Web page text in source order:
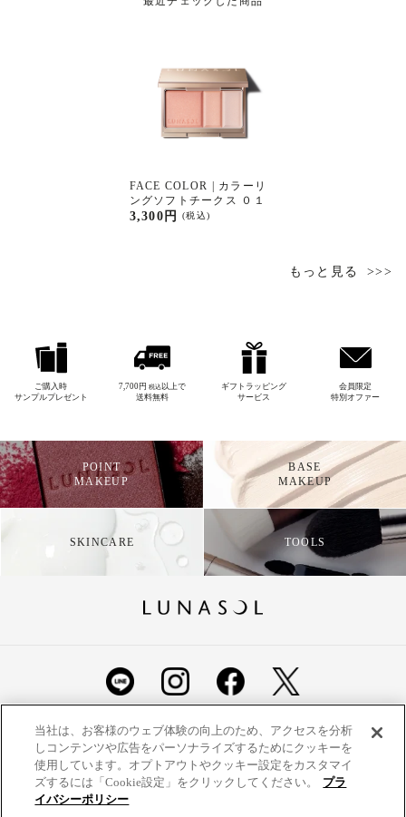
3,300円(税込)
FACE COLOR | カラーリ
ングソフトチークス ０１
(税込)
3,300円
もっと見る
ご購入時
サンプルプレゼント
7,700円 税込 以上で
送料無料
ギフトラッピング
サービス
会員限定
特別オファー
POINT
MAKEUP
BASE
MAKEUP
SKINCARE TOOLS
ショッピングガイド よくあるご質問 お問い合わせ
ご利用規約 定期便ご利用特約 利用者情報の外部通信
プライバシーポリシー 特定商取引法に基づく表示
当社は、お客様のウェブ体験の向上のため、アクセスを分析
しコンテンツや広告をパーソナライズするためにクッキーを
使用しています。オプトアウトやクッキー設定をカスタマイ
ズするには「Cookie設定」をクリックしてください。
プラ
イバシーポリシー